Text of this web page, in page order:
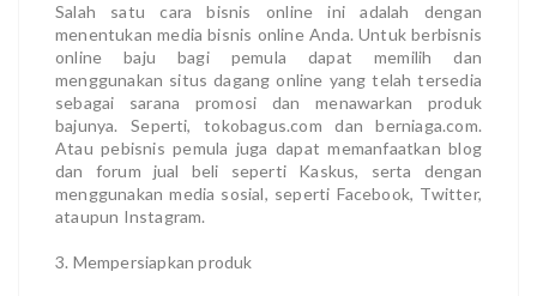
Salah satu cara bisnis online ini adalah dengan
menentukan media bisnis online Anda. Untuk berbisnis
online baju bagi pemula dapat memilih dan
menggunakan situs dagang online yang telah tersedia
sebagai sarana promosi dan menawarkan produk
bajunya. Seperti, tokobagus.com dan berniaga.com.
Atau pebisnis pemula juga dapat memanfaatkan blog
dan forum jual beli seperti Kaskus, serta dengan
menggunakan media sosial, seperti Facebook, Twitter,
ataupun Instagram.
3. Mempersiapkan produk